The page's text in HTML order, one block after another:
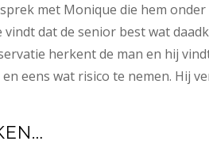
met Monique die hem
dat de senior best wat
herkent de man en hij
eens wat risico te nemen. Hij